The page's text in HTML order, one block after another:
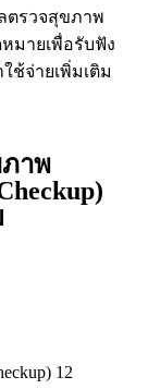
ตรวจสุขภาพ
มายเพื่อรับฟัง
ช้จ่ายเพิ่มเติม
าพ
12